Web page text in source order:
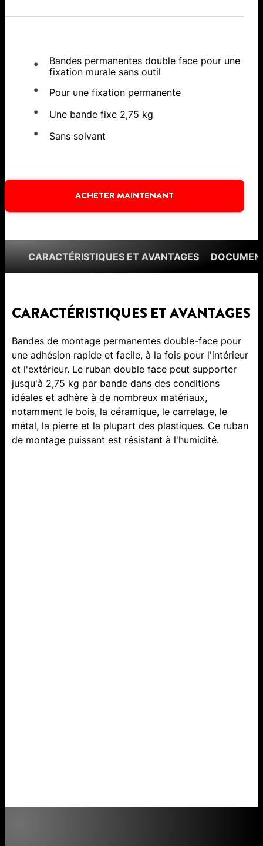
Bandes permanentes double face pour une
fixation murale sans outil
Pour une fixation permanente
Une bande fixe 2,75 kg
Sans solvant
ACHETER MAINTENANT
CARACTÉRISTIQUES ET AVANTAGES
CARACTÉRISTIQUES ET AVANTAGES
Bandes de montage permanentes double-face pour
une adhésion rapide et facile, à la fois pour l'intérieur
et l'extérieur. Le ruban double face peut supporter
jusqu'à 2,75 kg par bande dans des conditions
idéales et adhère à de nombreux matériaux,
notamment le bois, la céramique, le carrelage, le
métal, la pierre et la plupart des plastiques. Ce ruban
de montage puissant est résistant à l'humidité.